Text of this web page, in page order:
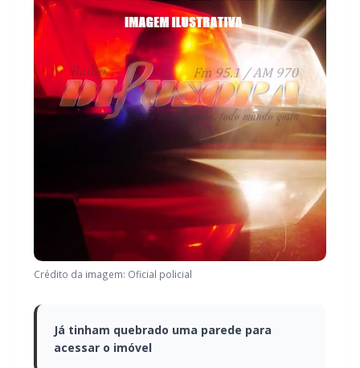
Crédito da imagem: Oficial policial
Já tinham quebrado uma parede para
acessar o imóvel